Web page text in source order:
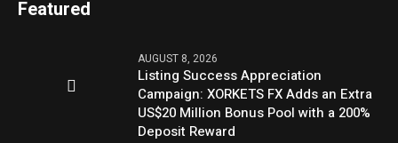
Featured
AUGUST 8, 2026
Listing Success Appreciation
Campaign: XORKETS FX Adds an Extra
US$20 Million Bonus Pool with a 200%
Deposit Reward